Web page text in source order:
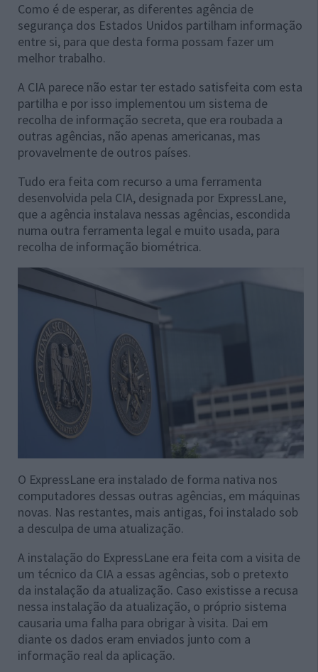
Como é de esperar, as diferentes agência de
segurança dos Estados Unidos partilham informação
entre si, para que desta forma possam fazer um
melhor trabalho.
A CIA parece não estar ter estado satisfeita com esta
partilha e por isso implementou um sistema de
recolha de informação secreta, que era roubada a
outras agências, não apenas americanas, mas
provavelmente de outros países.
Tudo era feita com recurso a uma ferramenta
desenvolvida pela CIA, designada por ExpressLane,
que a agência instalava nessas agências, escondida
numa outra ferramenta legal e muito usada, para
recolha de informação biométrica.
O ExpressLane era instalado de forma nativa nos
computadores dessas outras agências, em máquinas
novas. Nas restantes, mais antigas, foi instalado sob
a desculpa de uma atualização.
A instalação do ExpressLane era feita com a visita de
um técnico da CIA a essas agências, sob o pretexto
da instalação da atualização. Caso existisse a recusa
nessa instalação da atualização, o próprio sistema
causaria uma falha para obrigar à visita. Dai em
diante os dados eram enviados junto com a
informação real da aplicação.